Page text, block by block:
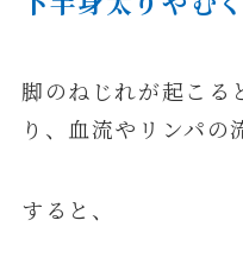
脚のねじれが起こる
り、血流やリンパの
すると、